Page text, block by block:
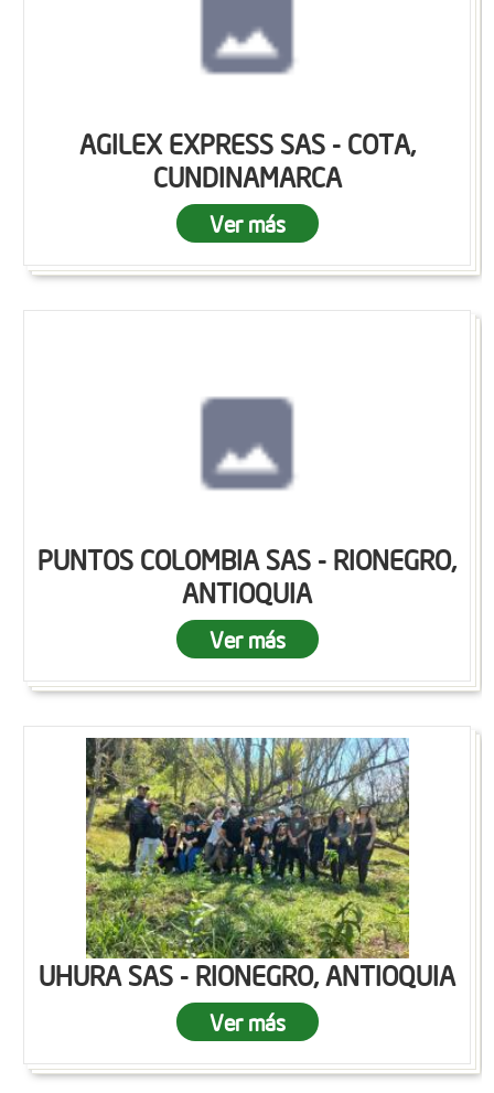
AGILEX EXPRESS SAS - COTA,
CUNDINAMARCA
Ver más
PUNTOS COLOMBIA SAS - RIONEGRO,
ANTIOQUIA
Ver más
UHURA SAS - RIONEGRO, ANTIOQUIA
Ver más